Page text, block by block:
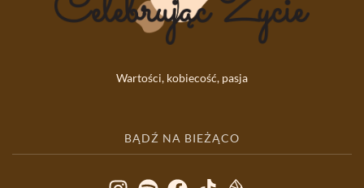
Wartości, kobiecość, pasja
BĄDŹ NA BIEŻĄCO